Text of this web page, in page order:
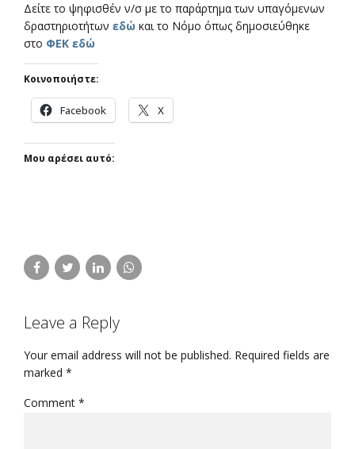
Δείτε το ψηφισθέν ν/σ με το παράρτημα των υπαγόμενων
δραστηριοτήτων εδώ και το Νόμο όπως δημοσιεύθηκε
στο ΦΕΚ εδώ
Κοινοποιήστε:
Facebook X
Μου αρέσει αυτό:
Leave a Reply
Your email address will not be published. Required fields are
marked *
Comment *